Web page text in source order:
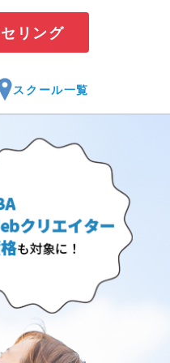
リング
スクール一覧